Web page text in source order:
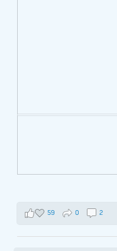
59 0 2